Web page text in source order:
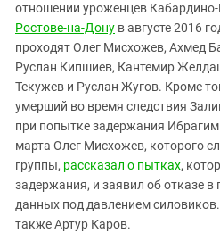
ЮФО
отношении уроженцев
Ростове-на-Дону в августе 2016
проходят Олег Мисхожев, Ахмед
Руслан Кипшиев, Кантемир
Текужев и Руслан Жугов. Кроме
умерший во время следствия
при попытке задержания Ибрагим
марта Олег Мисхожев, которого
группы, рассказал о пытках,
задержания, и заявил об отказе в
данных под давлением
также Артур Каров.